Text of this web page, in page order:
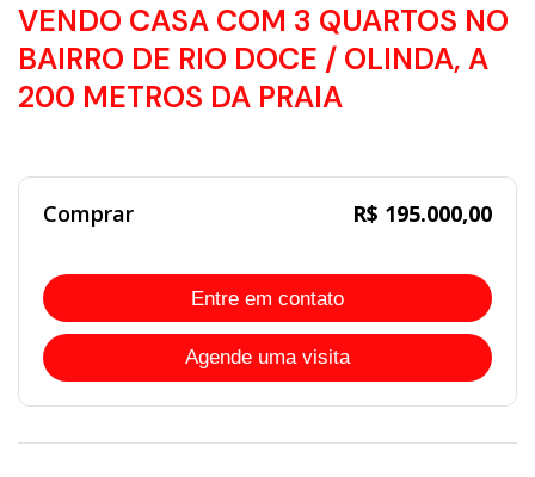
VENDO CASA COM 3 QUARTOS NO
BAIRRO DE RIO DOCE / OLINDA, A
200 METROS DA PRAIA
Comprar R$ 195.000,00
Entre em contato
Agende uma visita